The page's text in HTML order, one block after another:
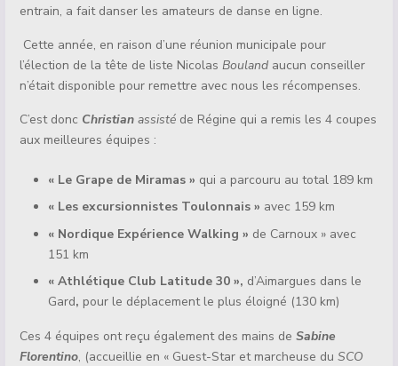
entrain, a fait danser les amateurs de danse en ligne.
Cette année, en raison d’une réunion municipale pour
l’élection de la tête de liste Nicolas Bouland aucun conseiller
n’était disponible pour remettre avec nous les récompenses.
C’est donc Christianassisté de Régine qui a remis les 4 coupes
aux meilleures équipes :
« Le Grape de Miramas » qui a parcouru au total 189 km
« Les excursionnistes Toulonnais » avec 159 km
« Nordique Expérience Walking » de Carnoux » avec
151 km
« Athlétique Club Latitude 30 », d’Aimargues dans le
Gard, pour le déplacement le plus éloigné (130 km)
Ces 4 équipes ont reçu également des mains deSabine
Florentino, (accueillie en « Guest-Star et marcheuse duSCO